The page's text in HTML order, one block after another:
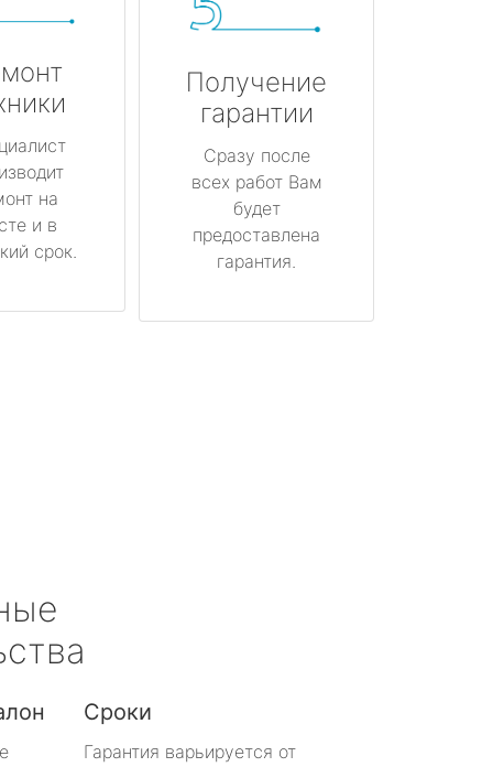
на
и в
срок.
Получение
гарантии
Сразу после
всех работ Вам
будет
предоставлена
гарантия.
Сроки
Гарантия варьируется от